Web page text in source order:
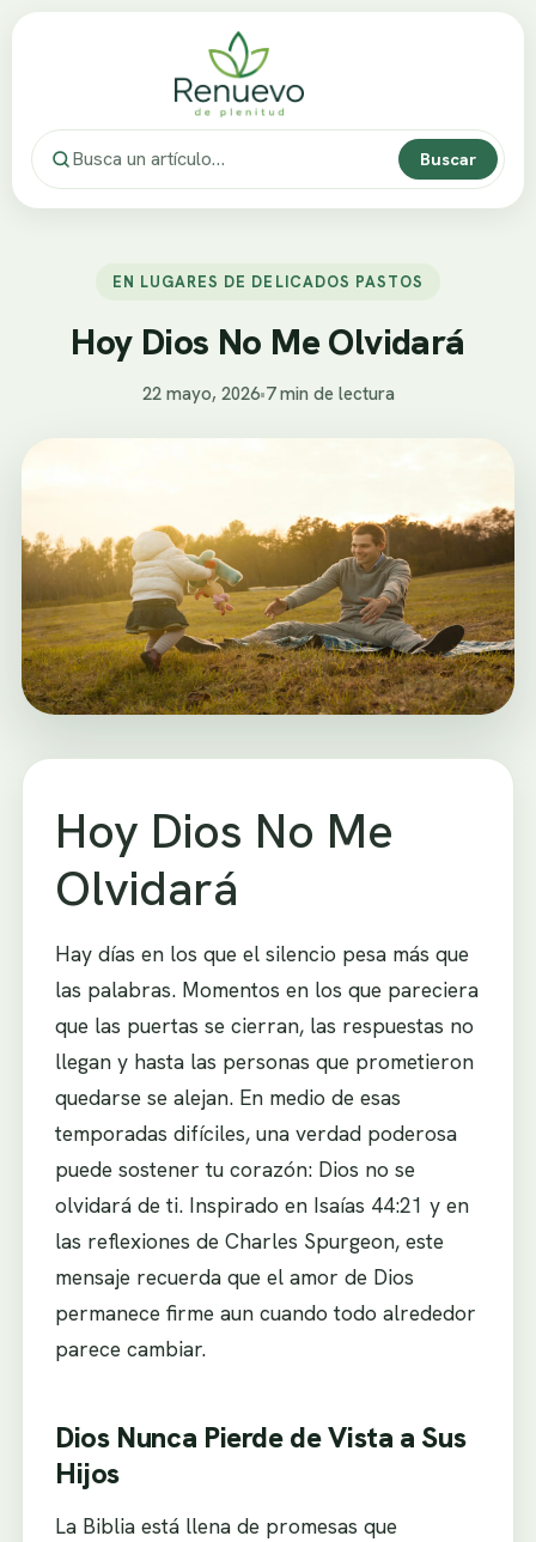
Buscar
EN LUGARES DE DELICADOS PASTOS
Hoy Dios No Me Olvidará
22 mayo, 2026•7 min de lectura
Hoy Dios No Me
Olvidará
Hay días en los que el silencio pesa más que
las palabras. Momentos en los que pareciera
que las puertas se cierran, las respuestas no
llegan y hasta las personas que prometieron
quedarse se alejan. En medio de esas
temporadas difíciles, una verdad poderosa
puede sostener tu corazón: Dios no se
olvidará de ti. Inspirado en Isaías 44:21 y en
las reflexiones de Charles Spurgeon, este
mensaje recuerda que el amor de Dios
permanece firme aun cuando todo alrededor
parece cambiar.
Dios Nunca Pierde de Vista a Sus
Hijos
La Biblia está llena de promesas que